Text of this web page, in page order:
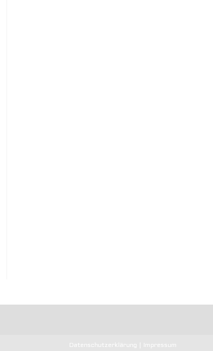
Datenschutzerklärung Impressum